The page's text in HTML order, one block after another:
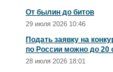
От былин до битов
29 июля 2026 10:46
Подать заявку на
по России можно до 20
28 июля 2026 18:01